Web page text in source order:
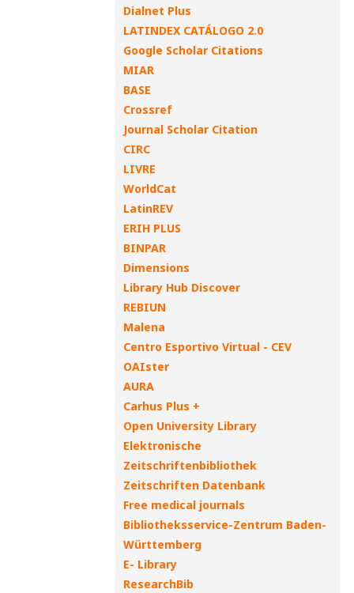
Dialnet Plus
LATINDEX CATÁLOGO 2.0
Google Scholar Citations
MIAR
BASE
Crossref
Journal Scholar Citation
CIRC
LIVRE
WorldCat
LatinREV
ERIH PLUS
BINPAR
Dimensions
Library Hub Discover
REBIUN
Malena
Centro Esportivo Virtual - CEV
OAIster
AURA
Carhus Plus +
Open University Library
Elektronische
Zeitschriftenbibliothek
Zeitschriften Datenbank
Free medical journals
Bibliotheksservice-Zentrum Baden-
Württemberg
E- Library
ResearchBib